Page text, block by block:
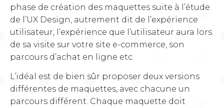
phase de création des maquettes suite à l’étude
de l’UX Design, autrement dit de l’expérience
utilisateur, l’expérience que l’utilisateur aura lors
de sa visite sur votre site e-commerce, son
parcours d’achat en ligne etc.
L’idéal est de bien sûr proposer deux versions
différentes de maquettes, avec chacune un
parcours différent. Chaque maquette doit